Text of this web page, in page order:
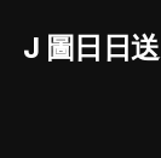
J 圖日日送